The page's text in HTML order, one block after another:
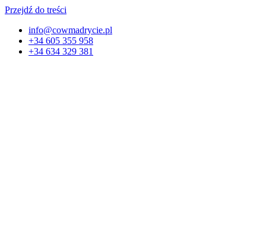
Przejdź do treści
info@cowmadrycie.pl
+34 605 355 958
+34 634 329 381​